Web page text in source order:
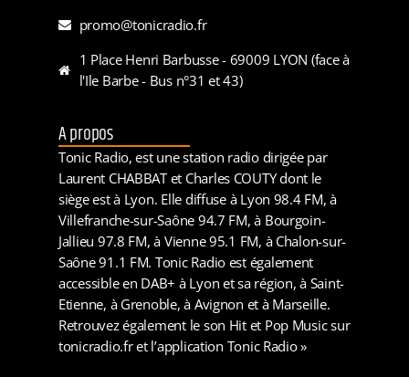
promo@tonicradio.fr
1 Place Henri Barbusse - 69009 LYON (face à
l'Ile Barbe - Bus n°31 et 43)
A propos
Tonic Radio, est une station radio dirigée par
Laurent CHABBAT et Charles COUTY dont le
siège est à Lyon. Elle diffuse à Lyon 98.4 FM, à
Villefranche-sur-Saône 94.7 FM, à Bourgoin-
Jallieu 97.8 FM, à Vienne 95.1 FM, à Chalon-sur-
Saône 91.1 FM. Tonic Radio est également
accessible en DAB+ à Lyon et sa région, à Saint-
Etienne, à Grenoble, à Avignon et à Marseille.
Retrouvez également le son Hit et Pop Music sur
tonicradio.fr et l’application Tonic Radio »